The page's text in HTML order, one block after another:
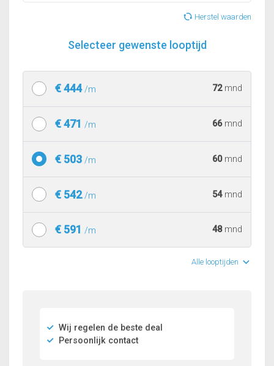
Herstel waarden
Selecteer gewenste looptijd
€ 444/m 72 mnd
€ 471 /m 66 mnd
€ 503 /m 60 mnd
€ 542/m 54 mnd
€ 591/m 48 mnd
Alle looptijden
Wij regelen de beste deal
Persoonlijk contact